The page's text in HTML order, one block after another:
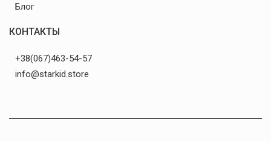
Блог
КОНТАКТЫ
+38(067)463-54-57
info@starkid.store